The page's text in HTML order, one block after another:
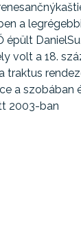
a
épült
volt a 18.
traktus
a szobában
2003-ban